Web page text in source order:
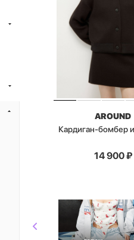
AROUND
Кардиган-бомбер
14 900₽